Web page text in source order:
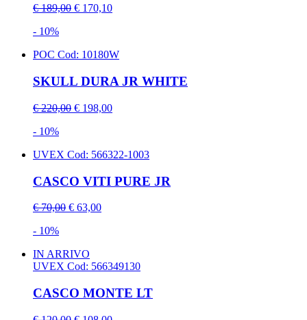
€ 189,00 € 170,10
- 10%
POC Cod: 10180W
SKULL DURA JR WHITE
€ 220,00 € 198,00
- 10%
UVEX Cod: 566322-1003
CASCO VITI PURE JR
€ 70,00 € 63,00
- 10%
IN ARRIVO
UVEX Cod: 566349130
CASCO MONTE LT